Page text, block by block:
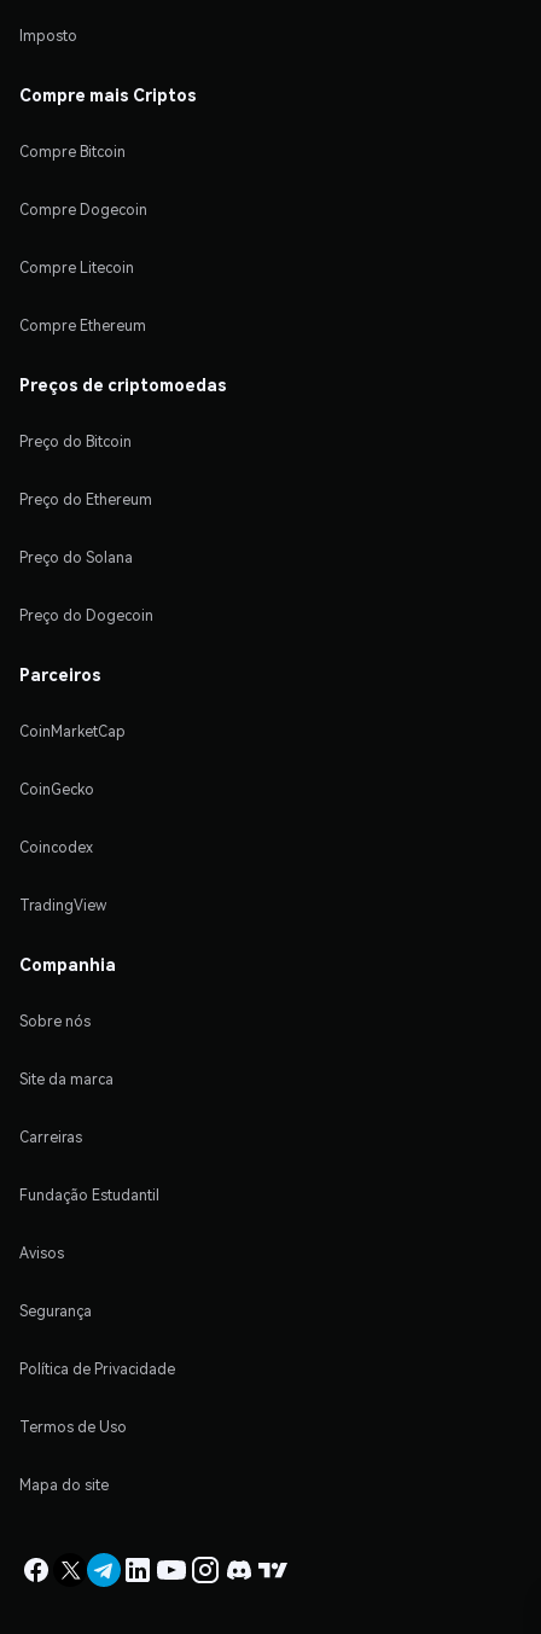
Imposto
Compre mais Criptos
Compre Bitcoin
Compre Dogecoin
Compre Litecoin
Compre Ethereum
Preços de criptomoedas
Preço do Bitcoin
Preço do Ethereum
Preço do Solana
Preço do Dogecoin
Parceiros
CoinMarketCap
CoinGecko
Coincodex
TradingView
Companhia
Sobre nós
Site da marca
Carreiras
Fundação Estudantil
Avisos
Segurança
Política de Privacidade
Termos de Uso
Mapa do site